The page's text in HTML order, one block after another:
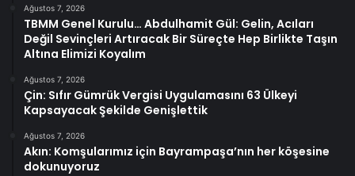
Ağustos 7, 2026
TBMM Genel Kurulu… Abdulhamit Gül: Gelin, Acıları
Değil Sevinçleri Artıracak Bir Süreçte Hep Birlikte Taşın
Altına Elimizi Koyalım
Ağustos 7, 2026
Çin: Sıfır Gümrük Vergisi Uygulamasını 63 Ülkeyi
Kapsayacak Şekilde Genişlettik
Ağustos 7, 2026
Akın: Komşularımız için Bayrampaşa’nın her köşesine
dokunuyoruz